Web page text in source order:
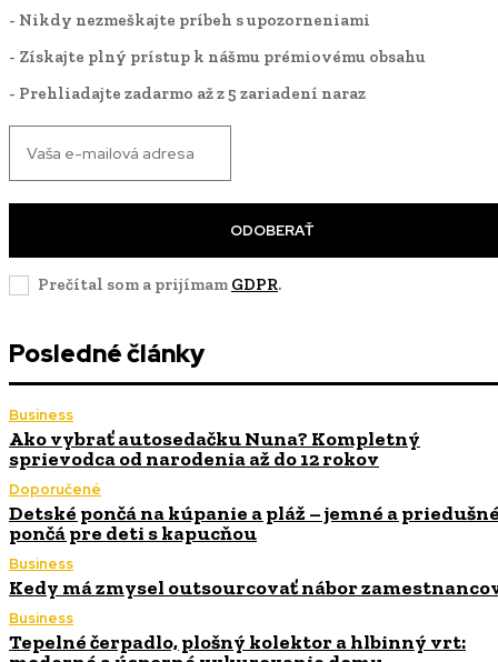
- Nikdy nezmeškajte príbeh s upozorneniami
- Získajte plný prístup k nášmu prémiovému obsahu
- Prehliadajte zadarmo až z 5 zariadení naraz
ODOBERAŤ
Prečítal som a prijímam GDPR.
Posledné články
Business
Ako vybrať autosedačku Nuna? Kompletný
sprievodca od narodenia až do 12 rokov
Doporučené
Detské pončá na kúpanie a pláž – jemné a
pončá pre deti s kapucňou
Business
Kedy má zmysel outsourcovať nábor
Business
Tepelné čerpadlo, plošný kolektor a hlbinný vrt: